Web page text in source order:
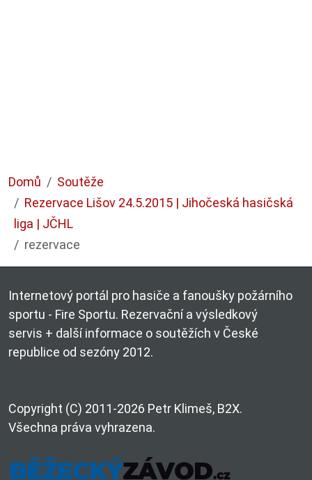
Domů
Soutěže
Rezervace Lišov 24.5.2015 | Jihočeská hasičská
liga | JČHL
rezervace
Internetový portál pro hasiče a fanoušky požárního
sportu - Fire Sportu. Rezervační a výsledkový
servis + další informace o soutěžích v České
republice od sezóny 2012.
Copyright (C) 2011-2026 Petr Klimeš, B2X.
Všechna práva vyhrazena.